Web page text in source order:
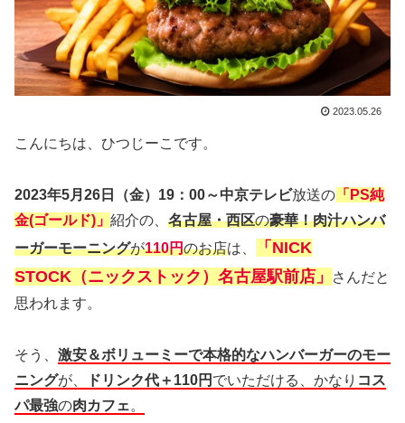
2023.05.26
こんにちは、ひつじーこです。
2023年5月26日（金）19：00～中京テレビ放送の 「PS純
金(ゴールド)」 紹介の、 名古屋・西区の豪華！肉汁ハンバ
ーガーモーニングが110円のお店は、
「NICK
STOCK（ニックストック） 名古屋駅前店」
さんだと
思われます。
そう、 激安＆ボリューミーで本格的なハンバーガーのモー
ニングが、 ドリンク代＋110円 でいただける、かなり コス
パ最強の肉カフェ。